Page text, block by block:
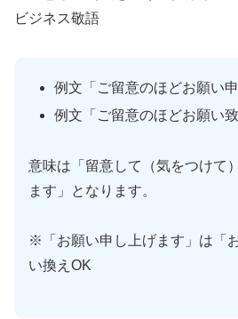
ビジネス敬語
例文「ご留意のほどお願い
例文「ご留意のほどお願い致
意味は「留意して（気をつけて
ます」となります。
※「お願い申し上げます」は「
い換えOK